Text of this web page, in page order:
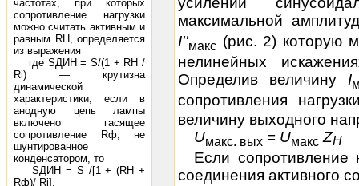
частотах, при которых
сопротивление нагрузки
можно считать активным и
равным RH, определяется
из выражения
где SДИН = S/(1 + RH /
Ri) — крутизна
динамической
характеристики; если в
анодную цепь лампы
включено гасящее
сопротивление Rф, не
шунтированное
конденсатором, то
SДИН = S /[1 + (RH +
Rф)/ Ri].
максимальной
I''макс (рис. 2) которую
нелинейных
Определив величину I
сопротивления
величину выходного
Uмакс. вых = Uмакс ZН
Если сопротивление
соединения активного